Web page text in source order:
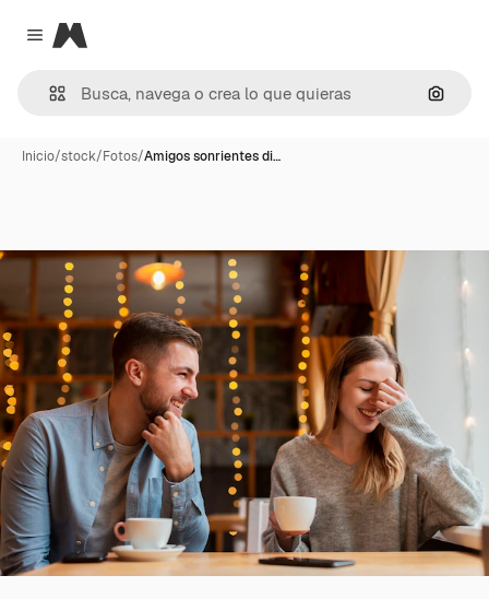
Close menu
Magnific
Inicio/stock/Fotos/Amigos sonrientes di…